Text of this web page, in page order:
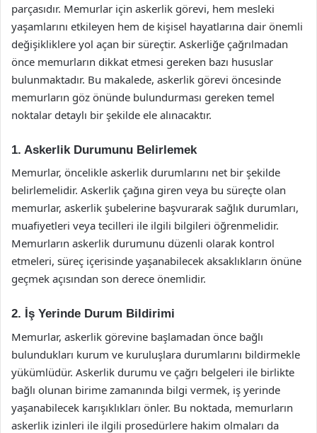
parçasıdır. Memurlar için askerlik görevi, hem mesleki
yaşamlarını etkileyen hem de kişisel hayatlarına dair önemli
değişikliklere yol açan bir süreçtir. Askerliğe çağrılmadan
önce memurların dikkat etmesi gereken bazı hususlar
bulunmaktadır. Bu makalede, askerlik görevi öncesinde
memurların göz önünde bulundurması gereken temel
noktalar detaylı bir şekilde ele alınacaktır.
1. Askerlik Durumunu Belirlemek
Memurlar, öncelikle askerlik durumlarını net bir şekilde
belirlemelidir. Askerlik çağına giren veya bu süreçte olan
memurlar, askerlik şubelerine başvurarak sağlık durumları,
muafiyetleri veya tecilleri ile ilgili bilgileri öğrenmelidir.
Memurların askerlik durumunu düzenli olarak kontrol
etmeleri, süreç içerisinde yaşanabilecek aksaklıkların önüne
geçmek açısından son derece önemlidir.
2. İş Yerinde Durum Bildirimi
Memurlar, askerlik görevine başlamadan önce bağlı
bulundukları kurum ve kuruluşlara durumlarını bildirmekle
yükümlüdür. Askerlik durumu ve çağrı belgeleri ile birlikte
bağlı olunan birime zamanında bilgi vermek, iş yerinde
yaşanabilecek karışıklıkları önler. Bu noktada, memurların
askerlik izinleri ile ilgili prosedürlere hakim olmaları da